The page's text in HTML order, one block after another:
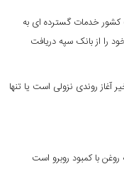
کشور خدمات گسترده ای به
را از بانک سپه دریافت
روندی نزولی است یا تنها
با کمبود روبرو است